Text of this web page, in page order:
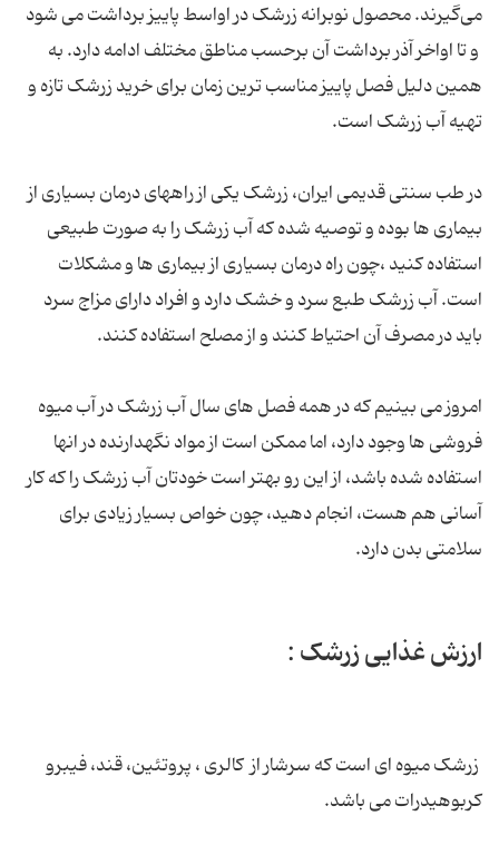
می‌گیرند. محصول نوبرانه زرشک در اواسط پاییز برداشت می شود
و تا اواخر آذر برداشت آن برحسب مناطق مختلف ادامه دارد. به
همین دلیل فصل پاییز مناسب ترین زمان برای خرید زرشک تازه و
تهیه آب زرشک است.
در طب سنتی قدیمی ایران، زرشک یکی از راههای درمان بسیاری از
بیماری ها بوده و توصیه شده که آب زرشک را به صورت طبیعی
استفاده کنید ،چون راه درمان بسیاری از بیماری ها و مشکلات
است. آب زرشک طبع سرد و خشک دارد و افراد دارای مزاج سرد
باید در مصرف آن احتیاط کنند و از مصلح استفاده کنند.
امروز می بینیم که در همه فصل های سال آب زرشک در آب میوه
فروشی ها وجود دارد، اما ممکن است از مواد نگهدارنده در انها
استفاده شده باشد، از این رو بهتر است خودتان آب زرشک را که کار
آسانی هم هست، انجام دهید، چون خواص بسیار زیادی برای
سلامتی بدن دارد.
ارزش غذایی زرشک :
زرشک میوه ای است که سرشار از کالری ، پروتئین، قند، فیبرو
کربوهیدرات می باشد.